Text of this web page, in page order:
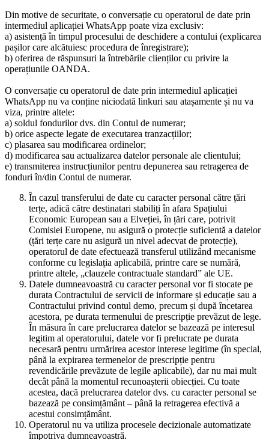
Din motive de securitate, o conversație cu operatorul de date prin
intermediul aplicației WhatsApp poate viza exclusiv:
a) asistență în timpul procesului de deschidere a contului (explicarea
pașilor care alcătuiesc procedura de înregistrare);
b) oferirea de răspunsuri la întrebările clienților cu privire la
operațiunile OANDA.
O conversație cu operatorul de date prin intermediul aplicației
WhatsApp nu va conține niciodată linkuri sau atașamente și nu va
viza, printre altele:
a) soldul fondurilor dvs. din Contul de numerar;
b) orice aspecte legate de executarea tranzacțiilor;
c) plasarea sau modificarea ordinelor;
d) modificarea sau actualizarea datelor personale ale clientului;
e) transmiterea instrucțiunilor pentru depunerea sau retragerea de
fonduri în/din Contul de numerar.
În cazul transferului de date cu caracter personal către țări
terțe, adică către destinatari stabiliți în afara Spațiului
Economic European sau a Elveției, în țări care, potrivit
Comisiei Europene, nu asigură o protecție suficientă a datelor
(țări terțe care nu asigură un nivel adecvat de protecție),
operatorul de date efectuează transferul utilizând mecanisme
conforme cu legislația aplicabilă, printre care se numără,
printre altele, „clauzele contractuale standard” ale UE.
Datele dumneavoastră cu caracter personal vor fi stocate pe
durata Contractului de servicii de informare și educație sau a
Contractului privind contul demo, precum și după încetarea
acestora, pe durata termenului de prescripție prevăzut de lege.
În măsura în care prelucrarea datelor se bazează pe interesul
legitim al operatorului, datele vor fi prelucrate pe durata
necesară pentru urmărirea acestor interese legitime (în special,
până la expirarea termenelor de prescripție pentru
revendicările prevăzute de legile aplicabile), dar nu mai mult
decât până la momentul recunoașterii obiecției. Cu toate
acestea, dacă prelucrarea datelor dvs. cu caracter personal se
bazează pe consimțământ – până la retragerea efectivă a
acestui consimțământ.
Operatorul nu va utiliza procesele decizionale automatizate
împotriva dumneavoastră.